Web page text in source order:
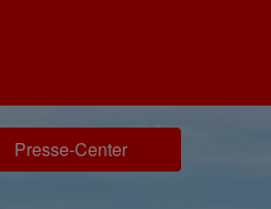
Presse-Center